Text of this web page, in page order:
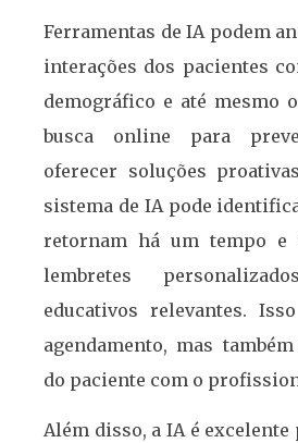
Ferramentas de IA podem
interações dos pacientes
demográfico e até mesmo
busca online para
oferecer soluções
sistema de IA pode
retornam há um tempo
lembretes
educativos relevantes.
agendamento, mas
do paciente com o
Além disso, a IA é excelente